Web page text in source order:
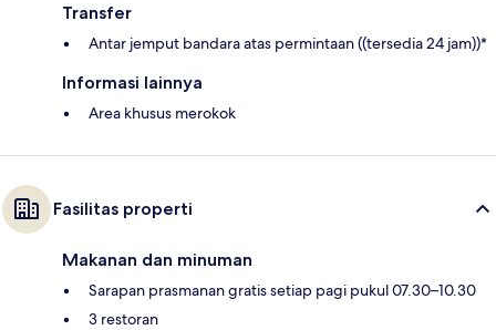
Transfer
Antar jemput bandara atas permintaan ((tersedia 24 jam))*
Informasi lainnya
Area khusus merokok
Fasilitas properti
Makanan dan minuman
Sarapan prasmanan gratis setiap pagi pukul 07.30–10.30
3 restoran